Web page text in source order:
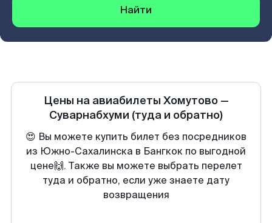
Найти
Цены на авиабилеты Хомутово—
Суварнабхуми (туда и обратно)
😍 Вы можете купить билет без посредников
из Южно-Сахалинска в Бангкок по выгодной
цене🙌. Также вы можете выбрать перелет
туда и обратно, если уже знаете дату
возвращения